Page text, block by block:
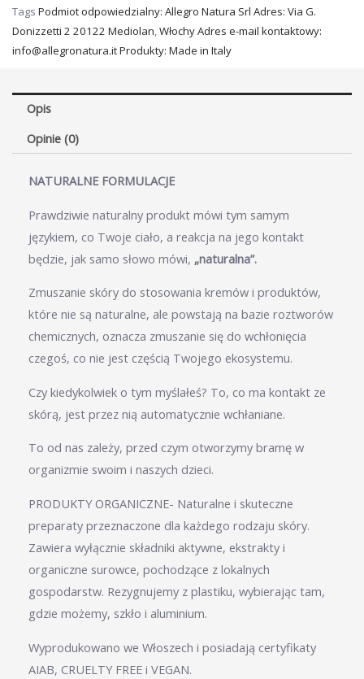
Tags Podmiot odpowiedzialny: Allegro Natura Srl Adres: Via G.
Donizzetti 2 20122 Mediolan,Włochy Adres e-mail kontaktowy:
info@allegronatura.it Produkty: Made in Italy
Opis
Opinie (0)
NATURALNE FORMULACJE
Prawdziwie naturalny produkt mówi tym samym
językiem, co Twoje ciało, a reakcja na jego kontakt
będzie, jak samo słowo mówi, „naturalna”.
Zmuszanie skóry do stosowania kremów i produktów,
które nie są naturalne, ale powstają na bazie roztworów
chemicznych, oznacza zmuszanie się do wchłonięcia
czegoś, co nie jest częścią Twojego ekosystemu.
Czy kiedykolwiek o tym myślałeś? To, co ma kontakt ze
skórą, jest przez nią automatycznie wchłaniane.
To od nas zależy, przed czym otworzymy bramę w
organizmie swoim i naszych dzieci.
PRODUKTY ORGANICZNE- Naturalne i skuteczne
preparaty przeznaczone dla każdego rodzaju skóry.
Zawiera wyłącznie składniki aktywne, ekstrakty i
organiczne surowce, pochodzące z lokalnych
gospodarstw. Rezygnujemy z plastiku, wybierając tam,
gdzie możemy, szkło i aluminium.
Wyprodukowano we Włoszech i posiadają certyfikaty
AIAB, CRUELTY FREE i VEGAN.